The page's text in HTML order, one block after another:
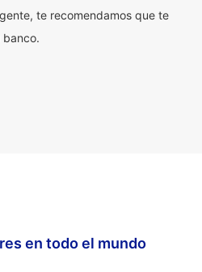
te recomendamos que te
banco.
en todo el mundo